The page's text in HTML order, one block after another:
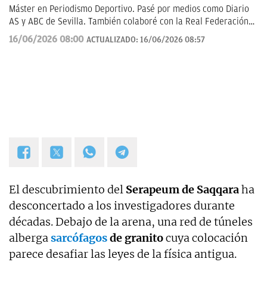
Máster en Periodismo Deportivo. Pasé por medios como Diario
AS y ABC de Sevilla. También colaboré con la Real Federación
de Fútbol Andaluza.
16/06/2026 08:00 ACTUALIZADO: 16/06/2026 08:57
El descubrimiento del Serapeum de Saqqaraha
desconcertado a los investigadores durante
décadas. Debajo de la arena, una red de túneles
alberga sarcófagosde granitocuya colocación
parece desafiar las leyes de la física antigua.